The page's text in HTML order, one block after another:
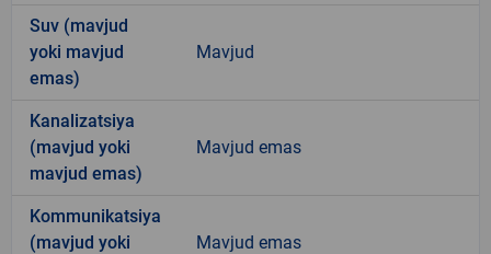
Suv (mavjud
yoki mavjud
emas)
Mavjud
Kanalizatsiya
(mavjud yoki
mavjud emas)
Mavjud emas
Kommunikatsiya
(mavjud yoki
Mavjud emas